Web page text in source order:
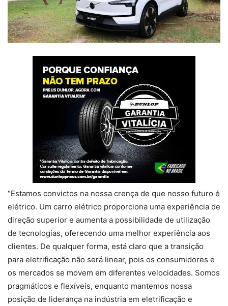
“Estamos convictos na nossa crença de que nosso futuro é
elétrico. Um carro elétrico proporciona uma experiência de
direção superior e aumenta a possibilidade de utilização
de tecnologias, oferecendo uma melhor experiência aos
clientes. De qualquer forma, está claro que a transição
para eletrificação não será linear, pois os consumidores e
os mercados se movem em diferentes velocidades. Somos
pragmáticos e flexíveis, enquanto mantemos nossa
posição de liderança na indústria em eletrificação e